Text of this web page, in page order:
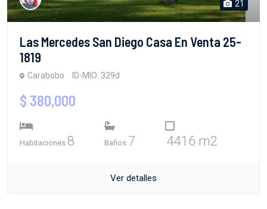
21
Las Mercedes San Diego Casa En Venta 25-
1819
Carabobo ID-MIO: 329d
$ 380,000
Habitaciones 8 Baños 7 4416 m2
Ver detalles